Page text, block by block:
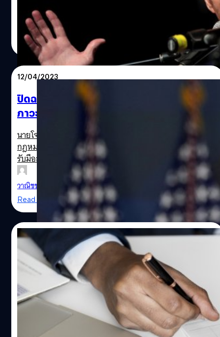
วาณิชชา สายเสมา
Read More
Photo By Reuters
12/04/2023
ปิดฉากโควิด! ปธน.ไบเดน ลงนามกฎหมายยุติ
ภาวะฉุกเฉินแห่งชาติ
นายโจ ไบเดน ประธานาธิบดีของสหรัฐอเมริกา ได้ลงนามใน
กฎหมายเพื่อยุติการประกาศภาวะฉุกเฉินแห่งชาติที่ใช้ในการ
รับมือการแพร่ระบาดของโรคโควิด-19
วาณิชชา สายเสมา| 1214 days ago
Read More
13/03/2023
ได้คืนแน่! กระทรวงการคลังสหรัฐฯ ยัน จัดตั้ง
กองทุนเพื่อคืนเงินลูกค้า SVB – Signature
Bank
เจ้าหน้าที่กระทรวงการคลังของสหรัฐฯ ออกมาประกาศแผน
ช่วยเหลือผู้ฝากเงินที่เคยฝากไว้กับธนาคารซิลิคอน วัลเลย์
(Silicon Valley Bank) และธนาคารซิกเนเจอร์ (Signature
Bank) ซึ่ง 2 ธนาคารนี้เพิ่งถูกทางการสั่งปิดไปหมาด ๆ โดย